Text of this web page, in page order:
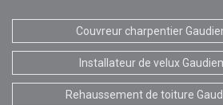
Couvreur charpentier
Installateur de velux
Rehaussement de toiture